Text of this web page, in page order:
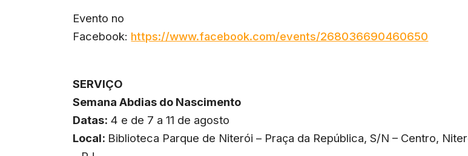
Evento no
Facebook: https://www.facebook.com/events/268036690460650
SERVIÇO
Semana Abdias do Nascimento
Datas: 4 e de 7 a 11 de agosto
Local: Biblioteca Parque de Niterói – Praça da República, S/N – Centro,